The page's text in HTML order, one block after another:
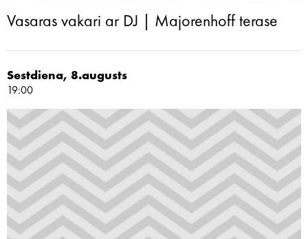
Vasaras vakari ar DJ | Majorenhoff terase
Sestdiena, 8.augusts
19:00